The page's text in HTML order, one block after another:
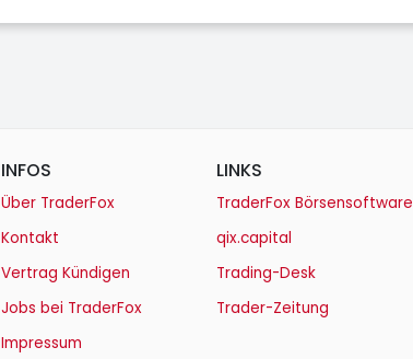
INFOS
Über TraderFox
Kontakt
Vertrag Kündigen
Jobs bei TraderFox
Impressum
LINKS
TraderFox Börsensoftware
qix.capital
Trading-Desk
Trader-Zeitung